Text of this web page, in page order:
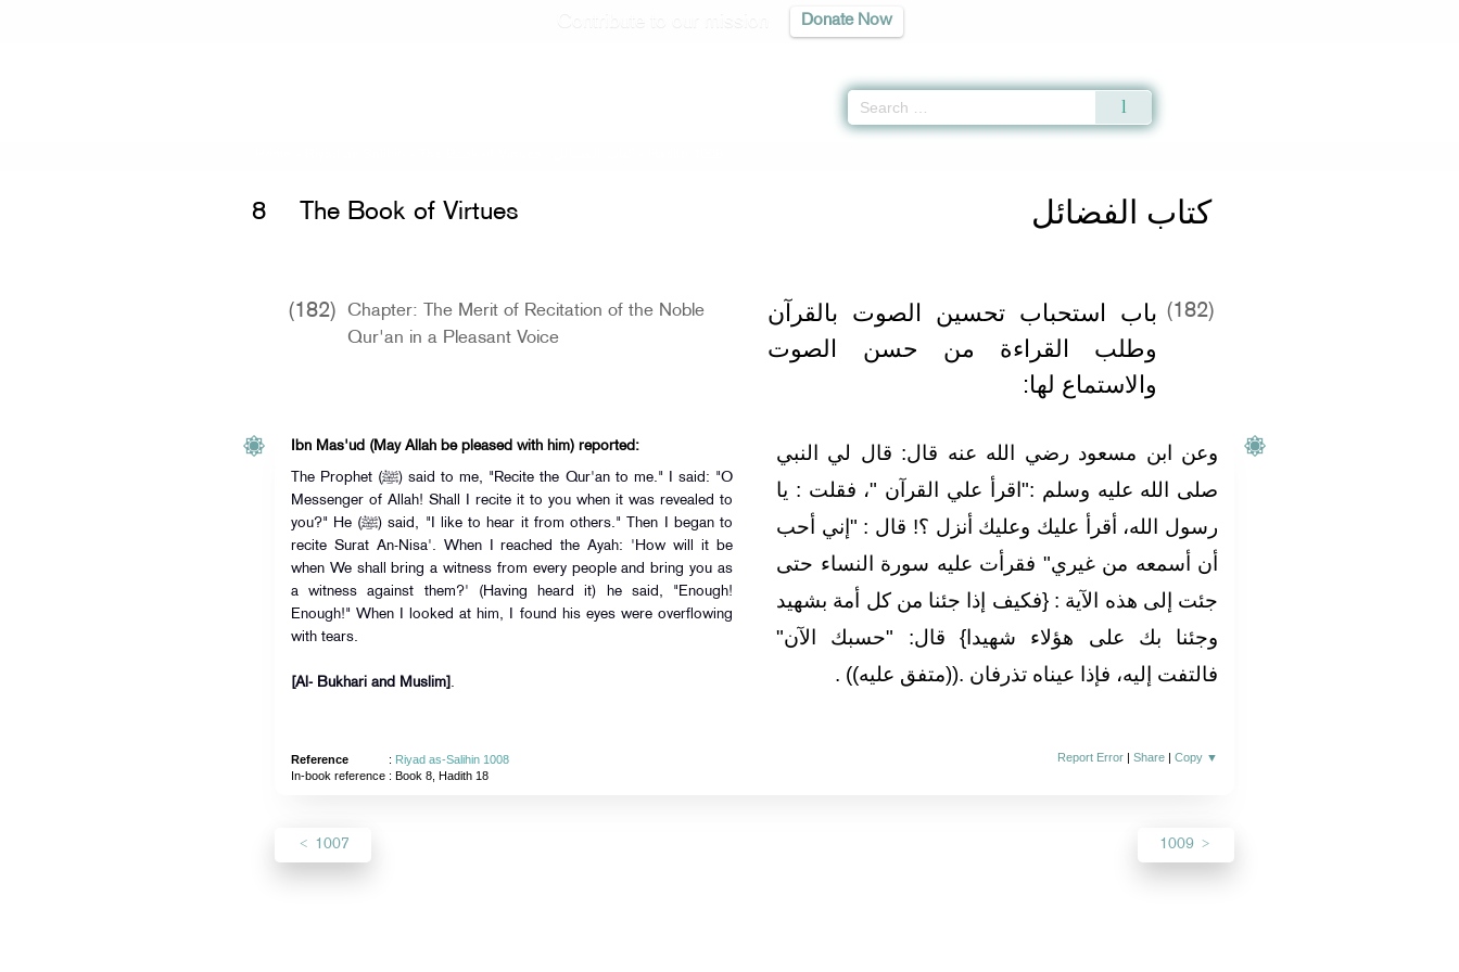
Donate Now
كتاب الفضائل 8 The Book of Virtues
(182)
Chapter: The Merit of Recitation of the Noble
Qur'an in a Pleasant Voice
(182) باب استحباب تحسين الصوت بالقرآن
وطلب القراءة من حسن الصوت
والاستماع لها‏:
Ibn Mas'ud (May Allah be pleased with him) reported:
The Prophet (ﷺ) said to me, "Recite the Qur'an to me." I said: "O
Messenger of Allah! Shall I recite it to you when it was revealed to
you?" He (ﷺ) said, "I like to hear it from others." Then I began to
recite Surat An-Nisa'. When I reached the Ayah: 'How will it be
when We shall bring a witness from every people and bring you as
a witness against them?' (Having heard it) he said, "Enough!
Enough!" When I looked at him, I found his eyes were overflowing
with tears.
[Al- Bukhari and Muslim] .
وعن ابن مسعود رضي الله عنه قال‏:‏ قال لي النبي
صلى الله عليه وسلم ‏:‏‏"‏اقرأ علي القرآن ‏"‏، فقلت ‏:‏ يا
رسول الله، أقرأ عليك وعليك أنزل ‏؟‏‏!‏ قال ‏:‏ ‏"‏إني أحب
أن أسمعه من غيري‏"‏ فقرأت عليه سورة النساء حتى
جئت إلى هذه الآية ‏:‏ ‏{‏فكيف إذا جئنا من كل أمة بشهيد
وجئنا بك على هؤلاء شهيدا‏}‏ قال‏:‏ ‏"‏حسبك الآن‏"‏
فالتفت إليه، فإذا عيناه تذرفان ‏.‏‏(‏‏(‏متفق عليه‏)‏‏)‏ ‏.‏
Reference : Riyad as-Salihin 1008
In-book reference: Book 8, Hadith 18
Report Error |Share |Copy ▼
1007 1009